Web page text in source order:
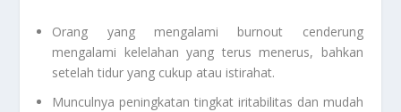
Orang yang mengalami burnout cenderung
mengalami kelelahan yang terus menerus, bahkan
setelah tidur yang cukup atau istirahat.
Munculnya peningkatan tingkat iritabilitas dan mudah